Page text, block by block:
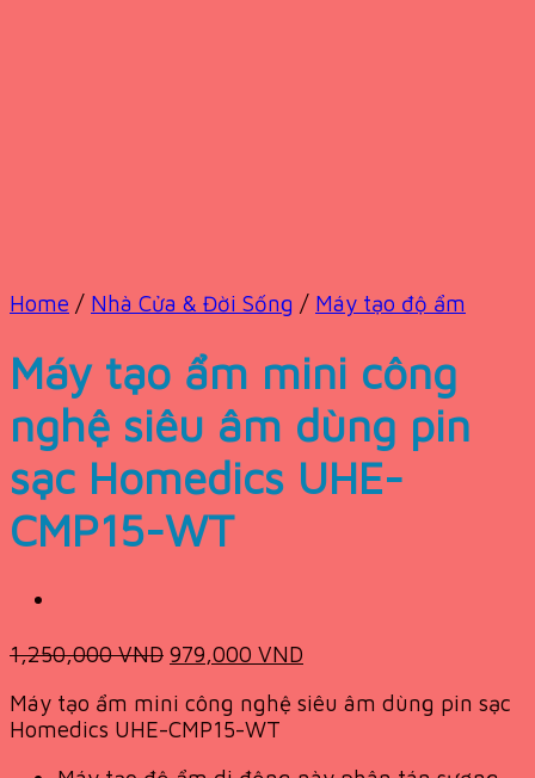
Home / Nhà Cửa & Đời Sống / Máy tạo độ ẩm
Máy tạo ẩm mini công
nghệ siêu âm dùng pin
sạc Homedics UHE-
CMP15-WT
1,250,000VND Original
was:
1,250,000 VND.
979,000 VND
is:
Máy tạo ẩm mini công nghệ siêu âm dùng pin sạc
Homedics UHE-CMP15-WT